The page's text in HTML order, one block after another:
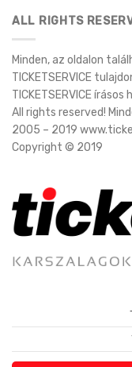
ALL RIGHTS
Minden, az oldalon
TICKETSERVICE
TICKETSERVICE
All rights reserved!
2005 – 2019
Copyright © 2019